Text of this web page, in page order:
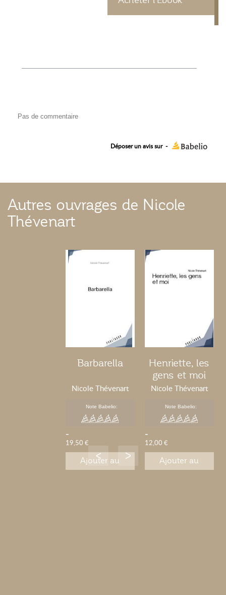
Pas de commentaire
Déposer un avis sur -
Autres ouvrages de Nicole
Thévenart
Barbarella
Nicole Thévenart
Note Babelio:
-
19,50 €
Ajouter au
Henriette, les
gens et moi
Nicole Thévenart
Note Babelio:
-
12,00 €
Ajouter au